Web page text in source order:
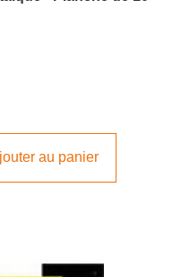
au panier